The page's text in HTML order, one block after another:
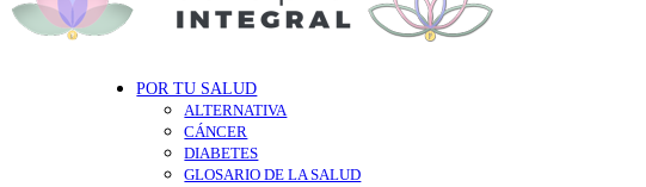
POR TU SALUD
ALTERNATIVA
CÁNCER
DIABETES
GLOSARIO DE LA SALUD